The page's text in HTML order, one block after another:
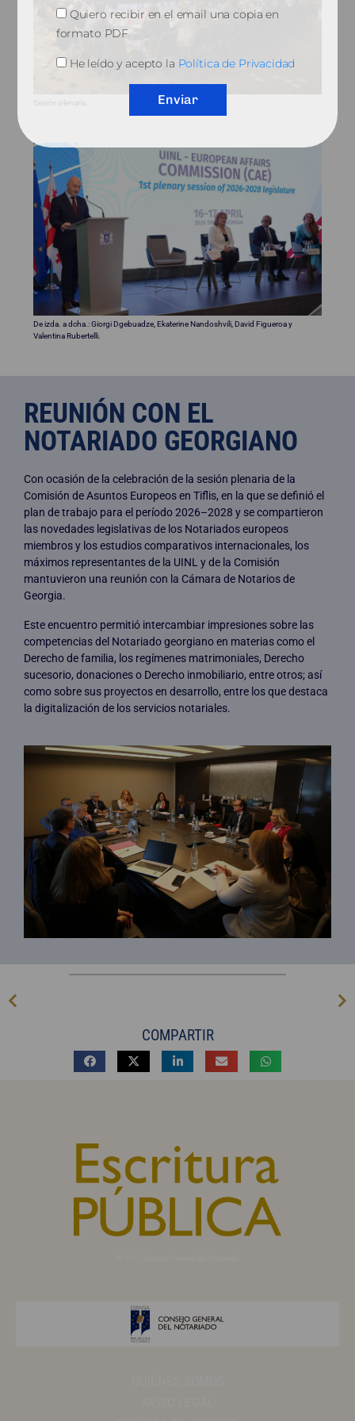
Sesión plenaria.
De izda. a dcha.: Giorgi Dgebuadze, Ekaterine Nandoshvili, David Figueroa y
Valentina Rubertelli.
REUNIÓN CON EL
NOTARIADO GEORGIANO
Con ocasión de la celebración de la sesión plenaria de la
Comisión de Asuntos Europeos en Tiflis, en la que se definió el
plan de trabajo para el período 2026–2028 y se compartieron
las novedades legislativas de los Notariados europeos
miembros y los estudios comparativos internacionales, los
máximos representantes de la UINL y de la Comisión
mantuvieron una reunión con la Cámara de Notarios de
Georgia.
Este encuentro permitió intercambiar impresiones sobre las
competencias del Notariado georgiano en materias como el
Derecho de familia, los regímenes matrimoniales, Derecho
sucesorio, donaciones o Derecho inmobiliario, entre otros; así
como sobre sus proyectos en desarrollo, entre los que destaca
la digitalización de los servicios notariales.
COMPARTIR
Quiero recibir en el email una copia en
formato PDF
He leído y acepto la Política de Privacidad
Enviar